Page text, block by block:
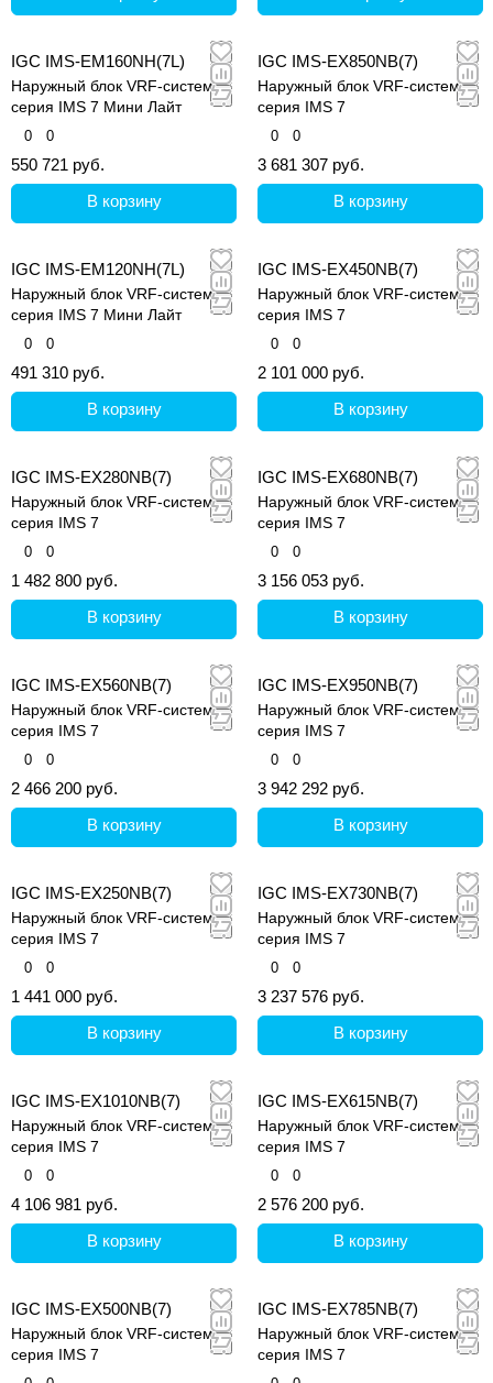
IGC IMS-EM160NH(7L)
Наружный блок VRF-системы,
серия IMS 7 Мини Лайт
0 0
550 721 руб.
В корзину
IGC IMS-EX850NB(7)
Наружный блок VRF-системы,
серия IMS 7
0 0
3 681 307 руб.
В корзину
IGC IMS-EM120NH(7L)
Наружный блок VRF-системы,
серия IMS 7 Мини Лайт
0 0
491 310 руб.
В корзину
IGC IMS-EX450NB(7)
Наружный блок VRF-системы,
серия IMS 7
0 0
2 101 000 руб.
В корзину
IGC IMS-EX280NB(7)
Наружный блок VRF-системы,
серия IMS 7
0 0
1 482 800 руб.
В корзину
IGC IMS-EX680NB(7)
Наружный блок VRF-системы,
серия IMS 7
0 0
3 156 053 руб.
В корзину
IGC IMS-EX560NB(7)
Наружный блок VRF-системы,
серия IMS 7
0 0
2 466 200 руб.
В корзину
IGC IMS-EX950NB(7)
Наружный блок VRF-системы,
серия IMS 7
0 0
3 942 292 руб.
В корзину
IGC IMS-EX250NB(7)
Наружный блок VRF-системы,
серия IMS 7
0 0
1 441 000 руб.
В корзину
IGC IMS-EX730NB(7)
Наружный блок VRF-системы,
серия IMS 7
0 0
3 237 576 руб.
В корзину
IGC IMS-EX1010NB(7)
Наружный блок VRF-системы,
серия IMS 7
0 0
4 106 981 руб.
В корзину
IGC IMS-EX615NB(7)
Наружный блок VRF-системы,
серия IMS 7
0 0
2 576 200 руб.
В корзину
IGC IMS-EX500NB(7)
Наружный блок VRF-системы,
серия IMS 7
IGC IMS-EX785NB(7)
Наружный блок VRF-системы,
серия IMS 7